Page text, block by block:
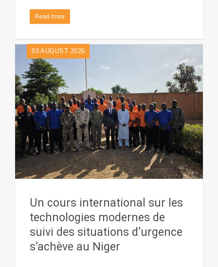
Read more
03 AUGUST 2026
Un cours international sur les
technologies modernes de
suivi des situations d’urgence
s’achève au Niger